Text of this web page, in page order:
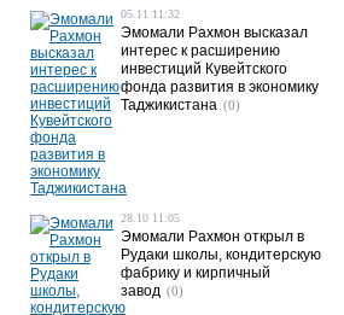
05.11 11:32
Эмомали Рахмон высказал
интерес к расширению
инвестиций Кувейтского
фонда развития в экономику
Таджикистана (0)
28.10 11:05
Эмомали Рахмон открыл в
Рудаки школы, кондитерскую
фабрику и кирпичный
завод (0)